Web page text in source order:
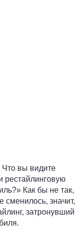
Что вы видите
рестайлинговую
Как бы не так,
сменилось, значит,
затронувший